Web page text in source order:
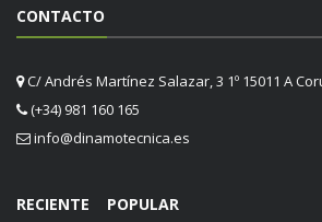
CONTACTO
C/ Andrés Martínez Salazar, 3 1º 15011 A
(+34) 981 160 165
info@dinamotecnica.es
RECIENTE POPULAR